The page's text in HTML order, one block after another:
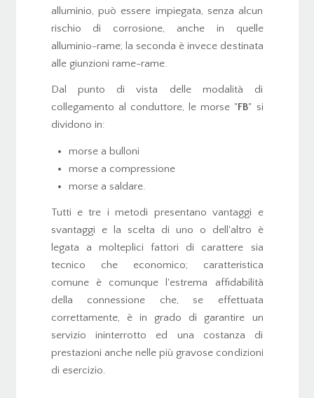
alluminio, può essere impiegata, senza alcun
rischio di corrosione, anche in quelle
alluminio-rame; la seconda è invece destinata
alle giunzioni rame-rame.
Dal punto di vista delle modalità di
collegamento al conduttore, le morse "FB" si
dividono in:
morse a bulloni
morse a compressione
morse a saldare.
Tutti e tre i metodi presentano vantaggi e
svantaggi e la scelta di uno o dell'altro è
legata a molteplici fattori di carattere sia
tecnico che economico; caratteristica
comune è comunque l'estrema affidabilità
della connessione che, se effettuata
correttamente, è in grado di garantire un
servizio ininterrotto ed una costanza di
prestazioni anche nelle più gravose condizioni
di esercizio.